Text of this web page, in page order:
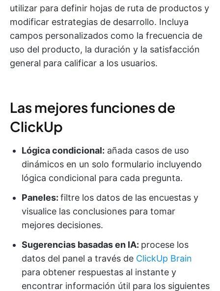
utilizar para definir hojas de ruta de productos y
modificar estrategias de desarrollo. Incluya
campos personalizados como la frecuencia de
uso del producto, la duración y la satisfacción
general para calificar a los usuarios.
Las mejores funciones de
ClickUp
Lógica condicional: añada casos de uso
dinámicos en un solo formulario incluyendo
lógica condicional para cada pregunta.
Paneles: filtre los datos de las encuestas y
visualice las conclusiones para tomar
mejores decisiones.
Sugerencias basadas en IA: procese los
datos del panel a través de ClickUp Brain
para obtener respuestas al instante y
encontrar información útil para los siguientes